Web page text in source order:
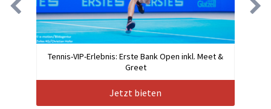
Tennis-VIP-Erlebnis: Erste Bank Open inkl. Meet &
Greet
Jetzt bieten